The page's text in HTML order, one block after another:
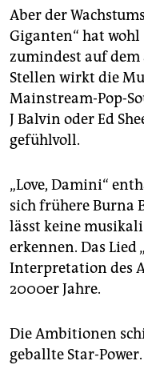
Aber der
Giganten“ hat wohl
zumindest auf dem
Stellen wirkt die
Mainstream-Pop-
J Balvin oder Ed
gefühlvoll.
„Love, Damini“
sich frühere Burna
lässt keine
erkennen. Das
Interpretation des
2000er Jahre.
Die Ambitionen
geballte Star-